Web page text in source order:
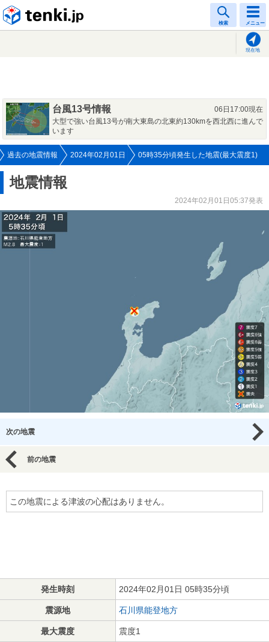
検索 メニュー
現在地
台風13号情報
06日17:00現在
大型で強い台風13号が南大東島の北東約130kmを西北西に進んで
います
過去の地震情報 2024年02月01日 05時35分頃発生した地震(最大震度1)
地震情報
2024年02月01日05:37発表
次の地震
前の地震
この地震による津波の心配はありません。
発生時刻 2024年02月01日 05時35分頃
震源地 石川県能登地方
最大震度 震度1